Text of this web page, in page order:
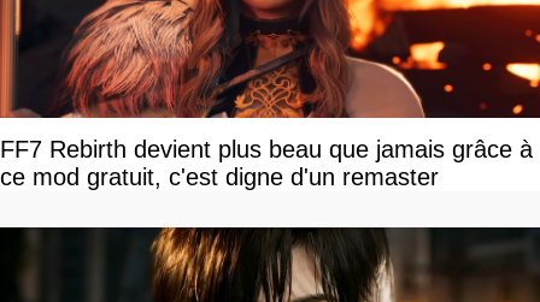
FF7 Rebirth devient plus beau que jamais grâce à
ce mod gratuit, c'est digne d'un remaster